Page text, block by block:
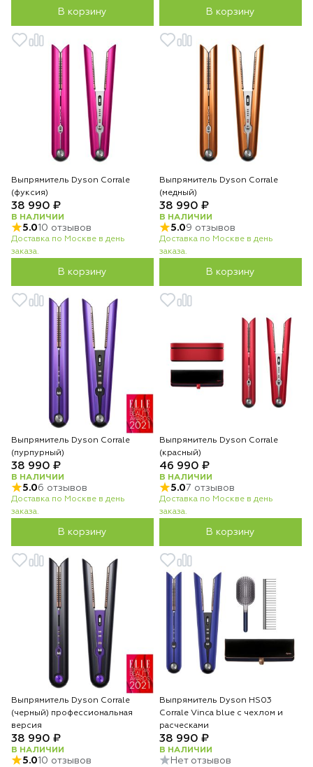
В корзину В корзину
Выпрямитель Dyson Corrale
(фуксия)
38 990 ₽
В НАЛИЧИИ
5.010 отзывов
Доставка по Москве в день
заказа.
В корзину
Выпрямитель Dyson Corrale
(медный)
38 990 ₽
В НАЛИЧИИ
5.09 отзывов
Доставка по Москве в день
заказа.
В корзину
Выпрямитель Dyson Corrale
(пурпурный)
38 990 ₽
В НАЛИЧИИ
5.06 отзывов
Доставка по Москве в день
заказа.
В корзину
Выпрямитель Dyson Corrale
(красный)
46 990 ₽
В НАЛИЧИИ
5.07 отзывов
Доставка по Москве в день
заказа.
В корзину
Выпрямитель Dyson Corrale
(черный) профессиональная
версия
38 990 ₽
В НАЛИЧИИ
5.010 отзывов
Выпрямитель Dyson HS03
Corrale Vinca blue с чехлом и
расческами
38 990 ₽
В НАЛИЧИИ
Нет отзывов